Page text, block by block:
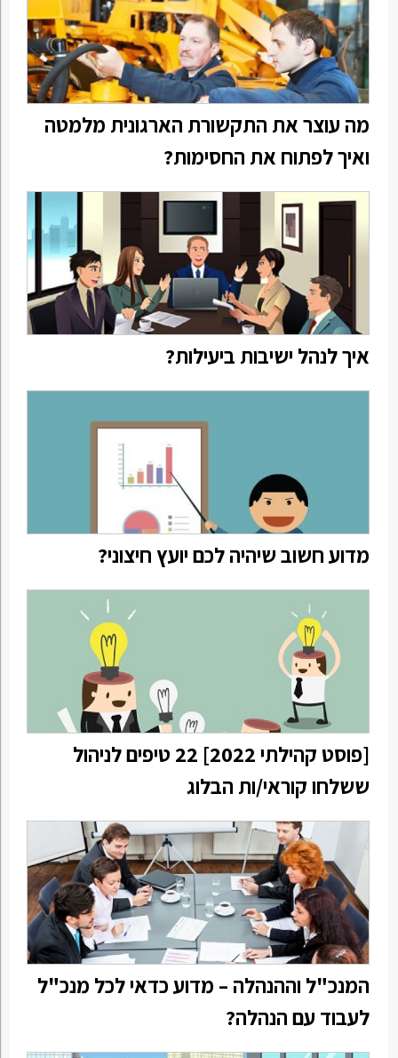
מה עוצר את התקשורת הארגונית מלמטה
ואיך לפתוח את החסימות?
איך לנהל ישיבות ביעילות?
מדוע חשוב שיהיה לכם יועץ חיצוני?
[פוסט קהילתי 2022] 22 טיפים לניהול
ששלחו קוראי/ות הבלוג
המנכ"ל וההנהלה – מדוע כדאי לכל מנכ"ל
לעבוד עם הנהלה?